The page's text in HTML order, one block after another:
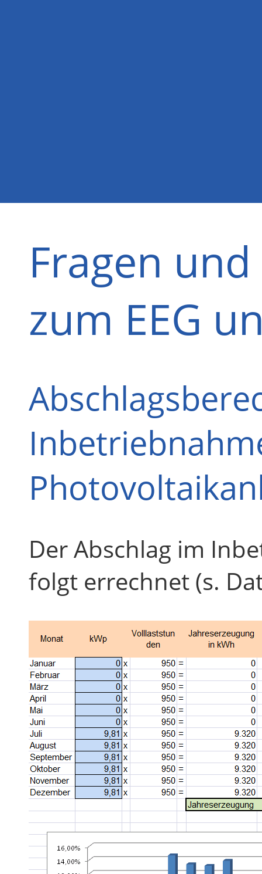
Fragen
zum EEG
Der Abschlag im
folgt errechnet (s.